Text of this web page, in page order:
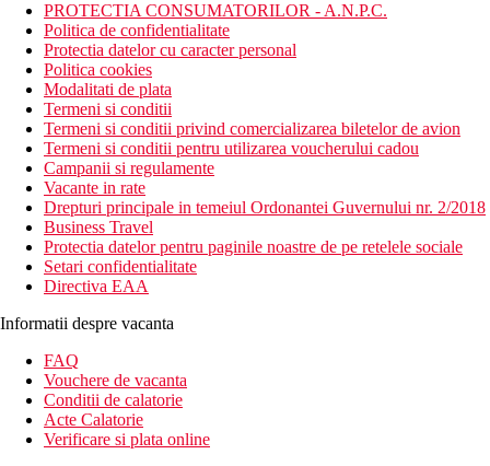
PROTECTIA CONSUMATORILOR - A.N.P.C.
Politica de confidentialitate
Protectia datelor cu caracter personal
Politica cookies
Modalitati de plata
Termeni si conditii
Termeni si conditii privind comercializarea biletelor de avion
Termeni si conditii pentru utilizarea voucherului cadou
Campanii si regulamente
Vacante in rate
Drepturi principale in temeiul Ordonantei Guvernului nr. 2/2018
Business Travel
Protectia datelor pentru paginile noastre de pe retelele sociale
Setari confidentialitate
Directiva EAA
Informatii despre vacanta
FAQ
Vouchere de vacanta
Conditii de calatorie
Acte Calatorie
Verificare si plata online